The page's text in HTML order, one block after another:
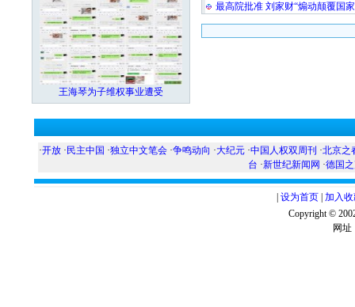
王海琴为子维权事业遭受
最高院批准 刘家财“煽动颠覆国
·开放 · 民主中国 ·独立中文笔会 ·争鸣动向 ·大纪元 ·中国人权双周刊 ·北京之
台 ·新世纪新闻网 ·德国
设为首页 加入
Copyright ©
网址